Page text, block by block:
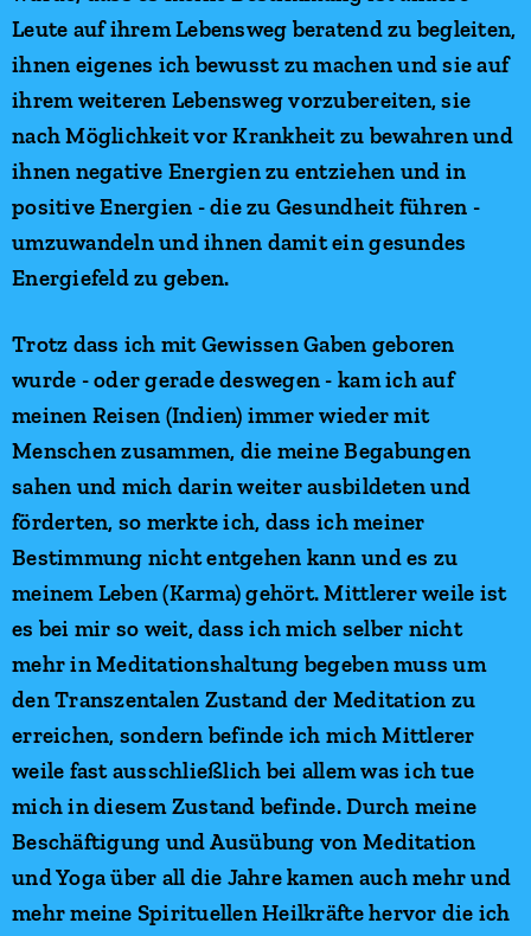
Leute auf ihrem Lebensweg beratend zu begleiten,
ihnen eigenes ich bewusst zu machen und sie auf
ihrem weiteren Lebensweg vorzubereiten, sie
nach Möglichkeit vor Krankheit zu bewahren und
ihnen negative Energien zu entziehen und in
positive Energien - die zu Gesundheit führen -
umzuwandeln und ihnen damit ein gesundes
Energiefeld zu geben.
Trotz dass ich mit Gewissen Gaben geboren
wurde - oder gerade deswegen - kam ich auf
meinen Reisen (Indien) immer wieder mit
Menschen zusammen, die meine Begabungen
sahen und mich darin weiter ausbildeten und
förderten, so merkte ich, dass ich meiner
Bestimmung nicht entgehen kann und es zu
meinem Leben (Karma) gehört. Mittlerer weile ist
es bei mir so weit, dass ich mich selber nicht
mehr in Meditationshaltung begeben muss um
den Transzentalen Zustand der Meditation zu
erreichen, sondern befinde ich mich Mittlerer
weile fast ausschließlich bei allem was ich tue
mich in diesem Zustand befinde. Durch meine
Beschäftigung und Ausübung von Meditation
und Yoga über all die Jahre kamen auch mehr und
mehr meine Spirituellen Heilkräfte hervor die ich